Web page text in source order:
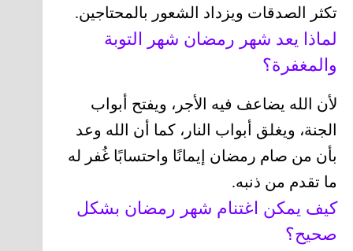
تكثر الصدقات ويزداد الشعور بالمحتاجين.
لماذا يعد شهر رمضان شهر التوبة
والمغفرة؟
لأن الله يضاعف فيه الأجر، ويفتح أبواب
الجنة، ويغلق أبواب النار، كما أن الله وعد
بأن من صام رمضان إيمانًا واحتسابًا غُفر له
ما تقدم من ذنبه.
كيف يمكن اغتنام شهر رمضان بشكل
صحيح؟